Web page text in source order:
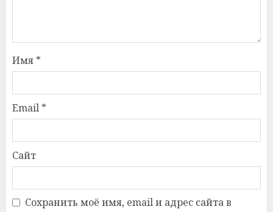
Имя *
Email *
Сайт
Сохранить моё имя, email и адрес сайта в